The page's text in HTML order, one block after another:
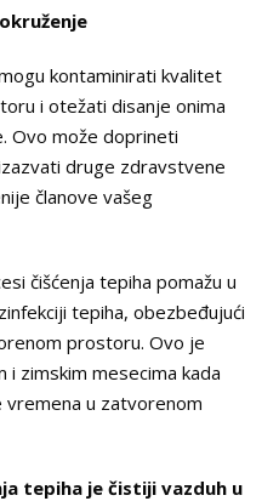
kontaminirati kvalitet
i otežati disanje onima
Ovo može doprineti
druge zdravstvene
članove vašeg
čišćenja tepiha pomažu u
tepiha, obezbeđujući
prostoru. Ovo je
i zimskim mesecima kada
vremena u zatvorenom
tepiha je čistiji vazduh u